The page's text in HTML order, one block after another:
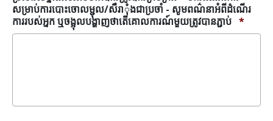
ការ
សម្រាប់
ការចោល
សម្រាប់ការបោះចោលម្ជុល/សឺរាុំងជាប្រចាំ - សូមពណ៌នាអំពីដំណើរ
ការរបស់អ្នក ឬចង្អុលបង្ហាញថាតើគោលការណ៍មួយត្រូវបានភ្ជាប់ *